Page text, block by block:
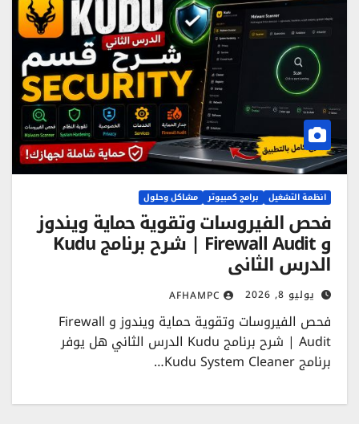
انظمة التشغيل برامج كمبيوتر مشاكل وحلول
فحص الفيروسات وتقوية حماية ويندوز
و Firewall Audit | شرح برنامج Kudu
الدرس الثاني
يوليو 8, 2026 AFHAMPC
فحص الفيروسات وتقوية حماية ويندوز و Firewall
Audit | شرح برنامج Kudu الدرس الثاني هل يوفر
برنامج Kudu System Cleaner…